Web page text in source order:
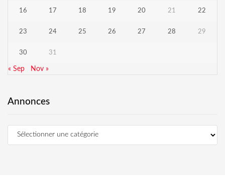
16 17 18 19 20 21 22
23 24 25 26 27 28 29
30 31
« Sep Nov »
Annonces